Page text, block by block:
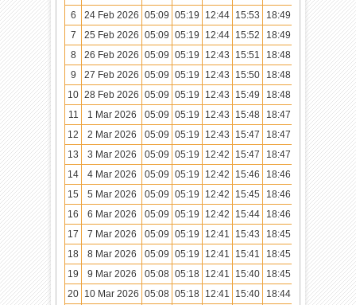
6
24 Feb 2026 05:09 05:19 12:44 15:53 18:49
19:58
7
25 Feb 2026 05:09 05:19 12:44 15:52 18:49
19:58
8
26 Feb 2026 05:09 05:19 12:43 15:51 18:48
19:57
9
27 Feb 2026 05:09 05:19 12:43 15:50 18:48
19:57
10 28 Feb 2026 05:09 05:19 12:43 15:49 18:48
19:57
11
1 Mar 2026 05:09 05:19 12:43 15:48 18:47
19:56
12
2 Mar 2026 05:09 05:19 12:43 15:47 18:47
19:56
13
3 Mar 2026 05:09 05:19 12:42 15:47 18:47
19:55
14
4 Mar 2026 05:09 05:19 12:42 15:46 18:46
19:55
15
5 Mar 2026 05:09 05:19 12:42 15:45 18:46
19:55
16
6 Mar 2026 05:09 05:19 12:42 15:44 18:46
19:54
17
7 Mar 2026 05:09 05:19 12:41 15:43 18:45
19:54
18
8 Mar 2026 05:09 05:19 12:41 15:41 18:45
19:53
19
9 Mar 2026 05:08 05:18 12:41 15:40 18:45
19:53
20 10 Mar 2026 05:08 05:18 12:41 15:40 18:44
19:53